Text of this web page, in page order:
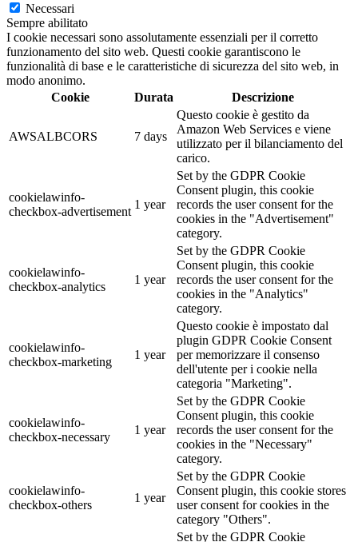
Necessari
Sempre abilitato
I cookie necessari sono assolutamente essenziali per il corretto
funzionamento del sito web. Questi cookie garantiscono le
funzionalità di base e le caratteristiche di sicurezza del sito web, in
modo anonimo.
Cookie
Durata Descrizione
AWSALBCORS 7 days
Questo cookie è gestito da
Amazon Web Services e viene
utilizzato per il bilanciamento del
carico.
cookielawinfo-
checkbox-advertisement
1 year
Set by the GDPR Cookie
Consent plugin, this cookie
records the user consent for the
cookies in the "Advertisement"
category.
cookielawinfo-
checkbox-analytics
1 year
Set by the GDPR Cookie
Consent plugin, this cookie
records the user consent for the
cookies in the "Analytics"
category.
cookielawinfo-
checkbox-marketing
1 year
Questo cookie è impostato dal
plugin GDPR Cookie Consent
per memorizzare il consenso
dell'utente per i cookie nella
categoria "Marketing".
cookielawinfo-
checkbox-necessary
1 year
Set by the GDPR Cookie
Consent plugin, this cookie
records the user consent for the
cookies in the "Necessary"
category.
cookielawinfo-
checkbox-others
1 year
Set by the GDPR Cookie
Consent plugin, this cookie stores
user consent for cookies in the
category "Others".
Set by the GDPR Cookie